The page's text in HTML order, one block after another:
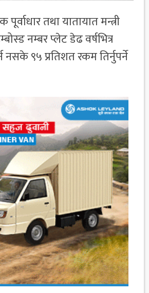
तथा यातायात मन्त्री
नम्बर प्लेट डेढ वर्षभित्र
नसके ९५ प्रतिशत रकम तिर्नुपर्ने